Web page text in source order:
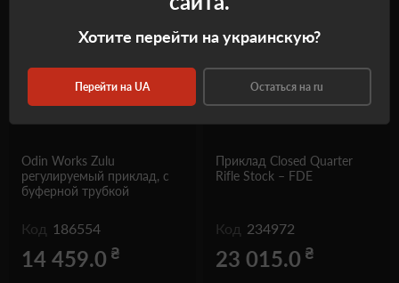
Odin Works Zulu
регулируемый приклад, с
буферной трубкой
Код 186554
14 459.0 ₴
Приклад Closed Quarter
Rifle Stock – FDE
Код 234972
23 015.0 ₴
Хотите перейти на украинскую?
Перейти на UA Остаться на ru